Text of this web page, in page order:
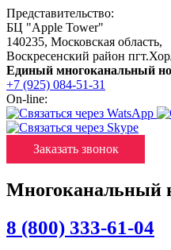
Представительство:
БЦ "Apple Tower"
140235, Московская область,
Воскресенский район
Единый многоканальный
+7 (925) 084-51-31
On-line:
Заказать звонок
Многоканальный
8 (800) 333-61-04